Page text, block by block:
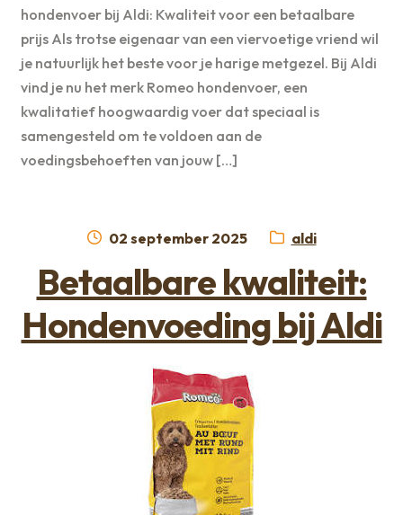
hondenvoer bij Aldi: Kwaliteit voor een betaalbare
prijs Als trotse eigenaar van een viervoetige vriend wil
je natuurlijk het beste voor je harige metgezel. Bij Aldi
vind je nu het merk Romeo hondenvoer, een
kwalitatief hoogwaardig voer dat speciaal is
samengesteld om te voldoen aan de
voedingsbehoeften van jouw […]
Geplaatst
02 september 2025 Categorie:
aldi
Betaalbare kwaliteit:
Hondenvoeding bij Aldi